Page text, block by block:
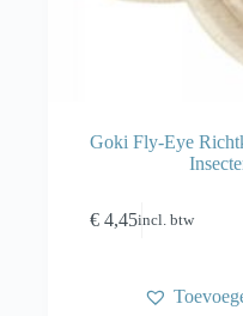
Goki Fly-Eye
€ 4,45incl. btw